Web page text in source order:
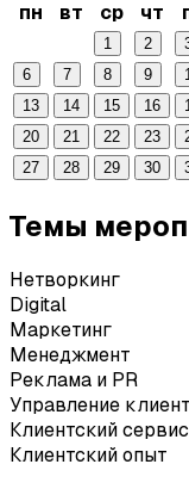
пн вт ср чт
1 2
6
7 8 9
13
14 15 16
20
21 22 23
27
28 29 30
Темы
Нетворкинг
Digital
Маркетинг
Менеджмент
Реклама и PR
Управление
Клиентский сервис
Клиентский опыт